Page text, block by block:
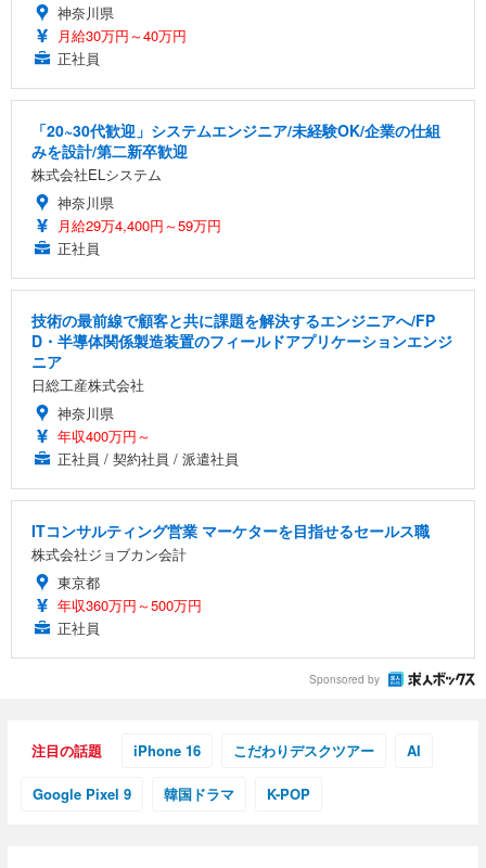
神奈川県
月給30万円～40万円
正社員
「20~30代歓迎」システムエンジニア/未経験OK/企業の仕組
みを設計/第二新卒歓迎
株式会社ELシステム
神奈川県
月給29万4,400円～59万円
正社員
技術の最前線で顧客と共に課題を解決するエンジニアへ/FP
D・半導体関係製造装置のフィールドアプリケーションエンジ
ニア
日総工産株式会社
神奈川県
年収400万円～
正社員 / 契約社員 / 派遣社員
ITコンサルティング営業 マーケターを目指せるセールス職
株式会社ジョブカン会計
東京都
年収360万円～500万円
正社員
Sponsored by
注目の話題 iPhone 16 こだわりデスクツアー AI
Google Pixel 9 韓国ドラマ K-POP